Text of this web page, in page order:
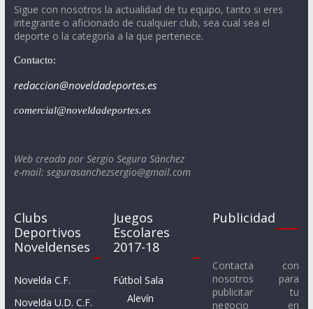
Sigue con nosotros la actualidad de tu equipo, tanto si eres
integrante o aficionado de cualquier club, sea cual sea el
deporte o la categoría a la que pertenece.
Contacto:
redaccion@noveldadeportes.es
comercial@noveldadeportes.es
Web creada por Sergio Segura Sánchez
e-mail: segurasanchezsergio@gmail.com
Clubs
Deportivos
Noveldenses
Novelda C.F.
Novelda U.D. C.F.
Juegos
Escolares
2017-18
Fútbol Sala
Alevín
Publicidad
Contacta con
nosotros para
publicitar tu
negocio en